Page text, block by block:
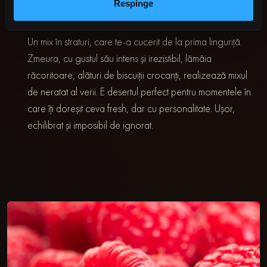
Respinge
Un mix în straturi, care te-a cucerit de la prima linguriță.
Zmeura, cu gustul său intens și irezistibil, lămâia
răcoritoare, alături de biscuiții crocanți, realizează mixul
de neratat al verii. E desertul perfect pentru momentele în
care îți doreșit ceva fresh, dar cu personalitate. Ușor,
echilibrat și imposibil de ignorat.